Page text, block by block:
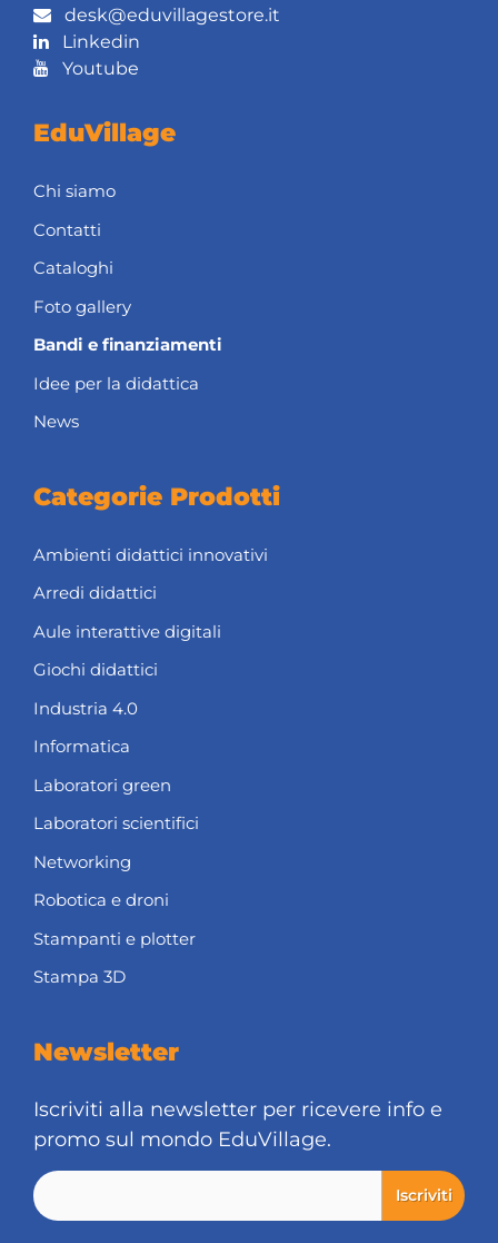
desk@eduvillagestore.it
Linkedin
Youtube
EduVillage
Chi siamo
Contatti
Cataloghi
Foto gallery
Bandi e finanziamenti
Idee per la didattica
News
Categorie Prodotti
Ambienti didattici innovativi
Arredi didattici
Aule interattive digitali
Giochi didattici
Industria 4.0
Informatica
Laboratori green
Laboratori scientifici
Networking
Robotica e droni
Stampanti e plotter
Stampa 3D
Newsletter
Iscriviti alla newsletter per ricevere info e
promo sul mondo EduVillage.